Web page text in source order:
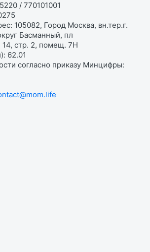
/ 770101001
105082, Город Москва, вн.тер.г.
Басманный, пл
14, стр. 2, помещ. 7Н
62.01
согласно приказу Минцифры: